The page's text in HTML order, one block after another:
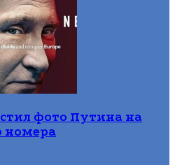
фото Путина на
номера